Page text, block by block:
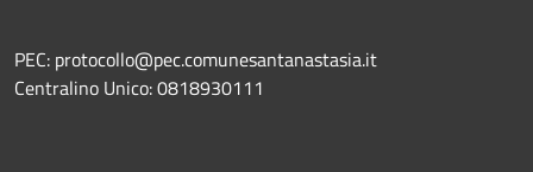
PEC: protocollo@pec.comunesantanastasia.it
Centralino Unico: 0818930111